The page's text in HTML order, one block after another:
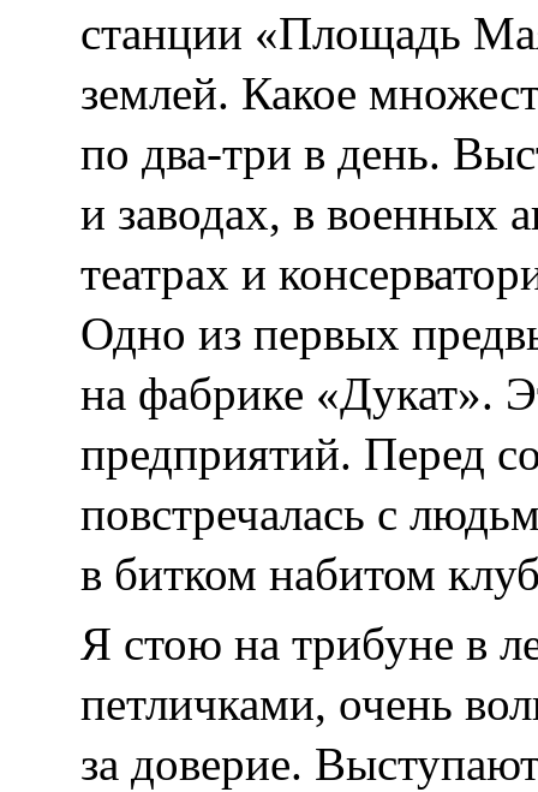
станции «Площадь
землей. Какое
по два-три в день.
и заводах, в военных
театрах и
Одно из первых
на фабрике «Дукат».
предприятий. Перед
повстречалась с
в битком набитом
Я стою на трибуне в
петличками, очень
за доверие.